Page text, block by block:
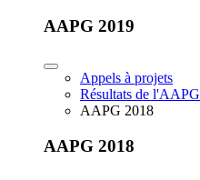
AAPG 2019
Appels à projets
Résultats de l'AAPG
AAPG 2018
AAPG 2018